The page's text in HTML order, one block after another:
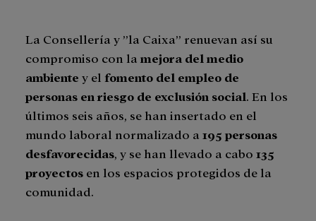
La Consellería y ”la Caixa” renuevan así su
compromiso con la mejora del medio
ambiente y el fomento del empleo de
personas en riesgo de exclusión social. En los
últimos seis años, se han insertado en el
mundo laboral normalizado a 195 personas
desfavorecidas, y se han llevado a cabo 135
proyectos en los espacios protegidos de la
comunidad.